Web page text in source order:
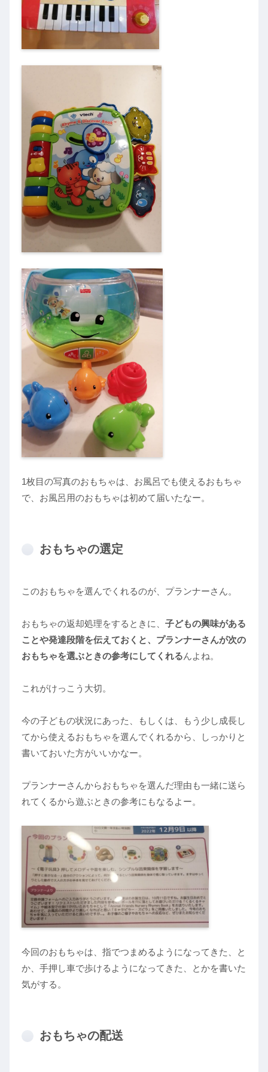
1枚目の写真のおもちゃは、お風呂でも使えるおもちゃ
で、お風呂用のおもちゃは初めて届いたなー。
おもちゃの選定
このおもちゃを選んでくれるのが、プランナーさん。
おもちゃの返却処理をするときに、 子どもの興味がある
ことや発達段階を伝えておくと、プランナーさんが次の
おもちゃを選ぶときの参考にしてくれるんよね。
これがけっこう大切。
今の子どもの状況にあった、もしくは、もう少し成長し
てから使えるおもちゃを選んでくれるから、しっかりと
書いておいた方がいいかなー。
プランナーさんからおもちゃを選んだ理由も一緒に送ら
れてくるから遊ぶときの参考にもなるよー。
今回のおもちゃは、指でつまめるようになってきた、と
か、手押し車で歩けるようになってきた、とかを書いた
気がする。
おもちゃの配送